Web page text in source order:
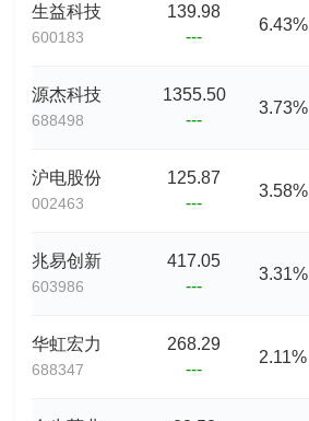
生益科技
600183
139.98
---
6.43%
源杰科技
688498
1355.50
---
3.73%
沪电股份
002463
125.87
---
3.58%
兆易创新
603986
417.05
---
3.31%
华虹宏力
688347
268.29
---
2.11%